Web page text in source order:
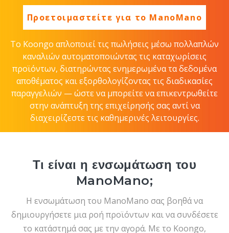
Προετοιμαστείτε για το ManoMano
Το Koongo απλοποιεί τις πωλήσεις μέσω πολλαπλών
καναλιών αυτοματοποιώντας τις καταχωρίσεις
προϊόντων, διατηρώντας ενημερωμένα τα δεδομένα
αποθέματος και εξορθολογίζοντας τις διαδικασίες
παραγγελιών — ώστε να μπορείτε να επικεντρωθείτε
στην ανάπτυξη της επιχείρησής σας αντί να
διαχειρίζεστε τις καθημερινές λειτουργίες.
Τι είναι η ενσωμάτωση του
ManoMano;
Η ενσωμάτωση του ManoMano σας βοηθά να
δημιουργήσετε μια ροή προϊόντων και να συνδέσετε
το κατάστημά σας με την αγορά. Με το Koongo,